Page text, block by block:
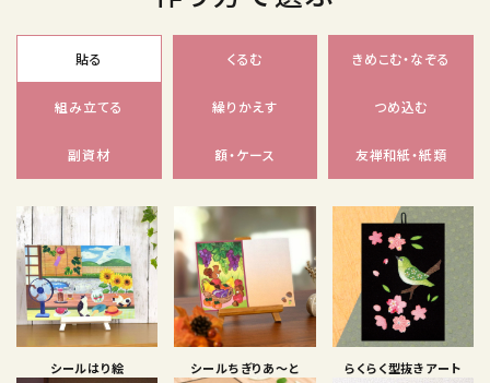
貼る くるむ きめこむ・なぞる
組み立てる 繰りかえす つめ込む
副資材 額・ケース 友禅和紙・紙類
シールはり絵 シールちぎりあ〜と らくらく型抜きアート